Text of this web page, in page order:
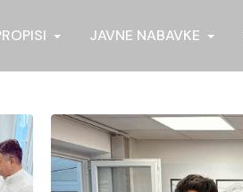
JAVNE NABAVKE